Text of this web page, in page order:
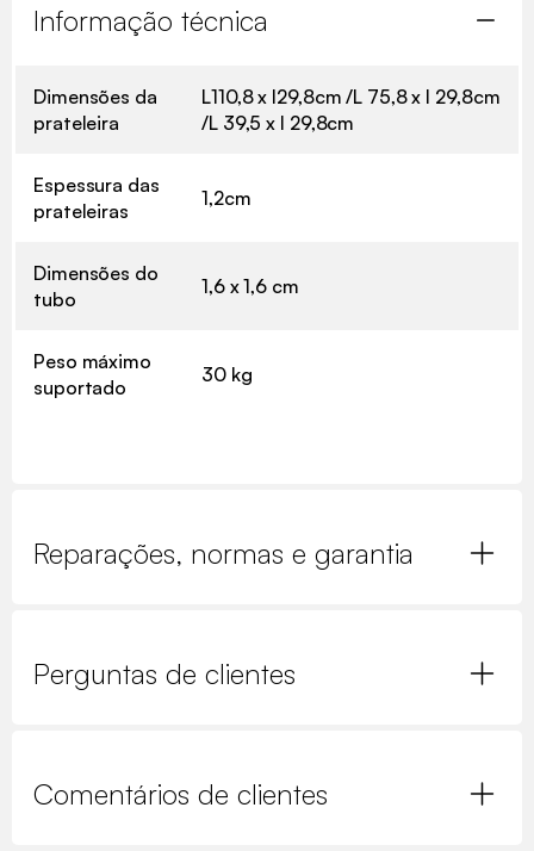
Informação técnica
Dimensões da
prateleira
L110,8 x l29,8cm /L 75,8 x l 29,8cm
/L 39,5 x l 29,8cm
Espessura das
prateleiras
1,2cm
Dimensões do
tubo
1,6 x 1,6 cm
Peso máximo
suportado
30 kg
Reparações, normas e garantia
Perguntas de clientes
Comentários de clientes